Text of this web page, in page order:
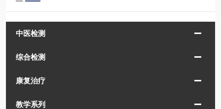
中医检测
综合检测
康复治疗
教学系列